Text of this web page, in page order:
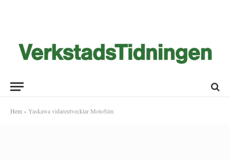
Hem » Yaskawa vidareutvecklar MotoSim